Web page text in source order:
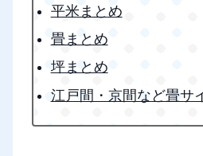
平米まとめ
畳まとめ
坪まとめ
江戸間・京間など畳サ